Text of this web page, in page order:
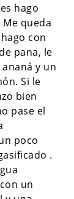
hago
queda
con
pana, le
y un
Si le
bien
pase el
poco
.
un